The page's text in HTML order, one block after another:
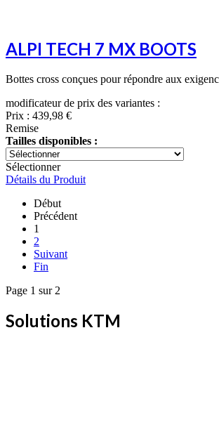
ALPI TECH 7 MX BOOTS
Bottes cross conçues pour répondre aux
modificateur de prix des variantes :
Prix : 439,98 €
Remise
Tailles disponibles :
Sélectionner
Détails du Produit
Début
Précédent
1
2
Suivant
Fin
Page 1 sur 2
Solutions KTM